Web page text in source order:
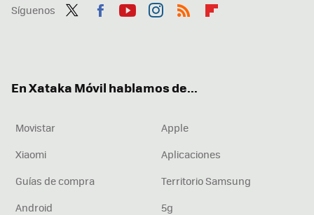
Síguenos
En Xataka Móvil hablamos de...
Movistar
Apple
Xiaomi
Aplicaciones
Guías de compra
Territorio Samsung
Android
5g